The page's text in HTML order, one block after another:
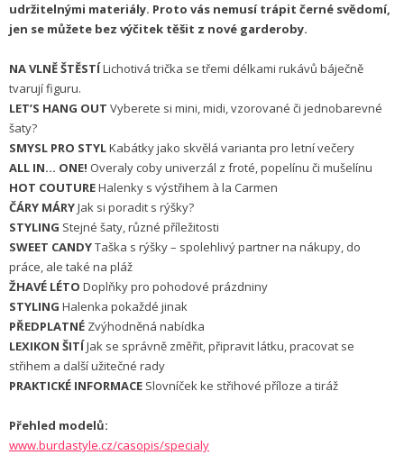
udržitelnými materiály. Proto vás nemusí trápit černé svědomí,
jen se můžete bez výčitek těšit z nové garderoby.
NA VLNĚ ŠTĚSTÍLichotivá trička se třemi délkami rukávů báječně
tvarují figuru.
LET’S HANG OUT Vyberete si mini, midi, vzorované či jednobarevné
šaty?
SMYSL PRO STYLKabátky jako skvělá varianta pro letní večery
ALL IN… ONE! Overaly coby univerzál z froté, popelínu či mušelínu
HOT COUTUREHalenky s výstřihem à la Carmen
ČÁRY MÁRYJak si poradit s rýšky?
STYLING Stejné šaty, různé příležitosti
SWEET CANDYTaška s rýšky – spolehlivý partner na nákupy, do
práce, ale také na pláž
ŽHAVÉ LÉTO Doplňky pro pohodové prázdniny
STYLING Halenka pokaždé jinak
PŘEDPLATNÉ Zvýhodněná nabídka
LEXIKON ŠITÍJak se správně změřit, připravit látku, pracovat se
střihem a další užitečné rady
PRAKTICKÉ INFORMACE Slovníček ke střihové příloze a tiráž
Přehled modelů:
www.burdastyle.cz/casopis/specialy